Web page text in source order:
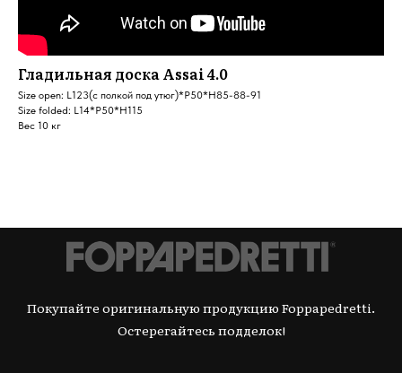
Гладильная доска Assai 4.0
Size open: L123(с полкой под утюг)*P50*H85-88-91
Size folded: L14*P50*H115
Вес 10 кг
Покупайте оригинальную продукцию Foppapedretti.
Остерегайтесь подделок!